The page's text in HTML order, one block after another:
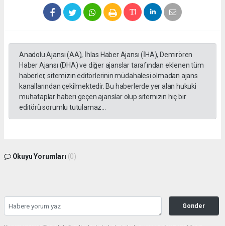
Anadolu Ajansı (AA), İhlas Haber Ajansı (İHA), Demirören
Haber Ajansı (DHA) ve diğer ajanslar tarafından eklenen tüm
haberler, sitemizin editörlerinin müdahalesi olmadan ajans
kanallarından çekilmektedir. Bu haberlerde yer alan hukuki
muhataplar haberi geçen ajanslar olup sitemizin hiç bir
editörü sorumlu tutulamaz...
Okuyu Yorumları (0)
Gonder